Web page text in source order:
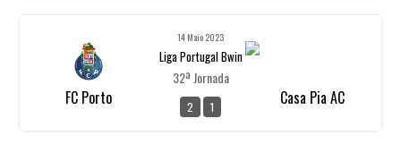
FC Porto
14 Maio 2023
Liga Portugal Bwin
32ª Jornada
2 1 Casa Pia AC